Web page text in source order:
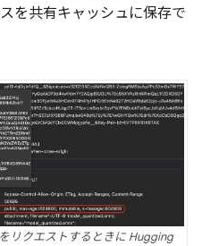
を共有キャッシュに保存で
リクエストするときに Hugging